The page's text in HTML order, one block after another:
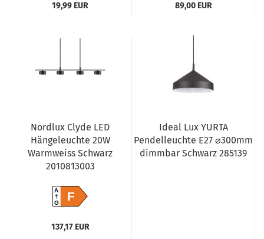
19,99 EUR 89,00 EUR
Nordlux Clyde LED
Hängeleuchte 20W
Warmweiss Schwarz
2010813003
A
GF
137,17 EUR
Ideal Lux YURTA
Pendelleuchte E27 ⌀300mm
dimmbar Schwarz 285139